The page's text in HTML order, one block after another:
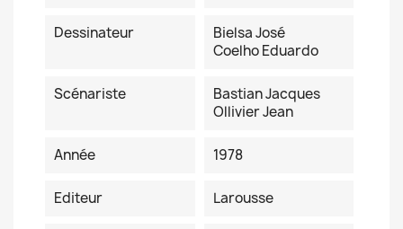
Dessinateur
Bielsa José
Coelho Eduardo
Scénariste
Bastian Jacques
Ollivier Jean
Année 1978
Editeur Larousse